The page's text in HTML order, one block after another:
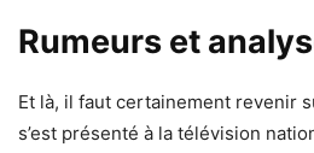
Rumeurs et
Et là, il faut certainement revenir
s’est présenté à la télévision